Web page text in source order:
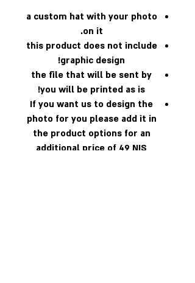
a custom hat with your photo
on it.
this product does not include
graphic design!
the file that will be sent by
you will be printed as is!
If you want us to design the
photo for you please add it in
the product options for an
additional price of 49 NIS